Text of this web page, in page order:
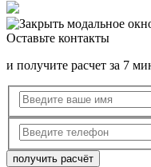
Оставьте контакты
и получите расчет за 7